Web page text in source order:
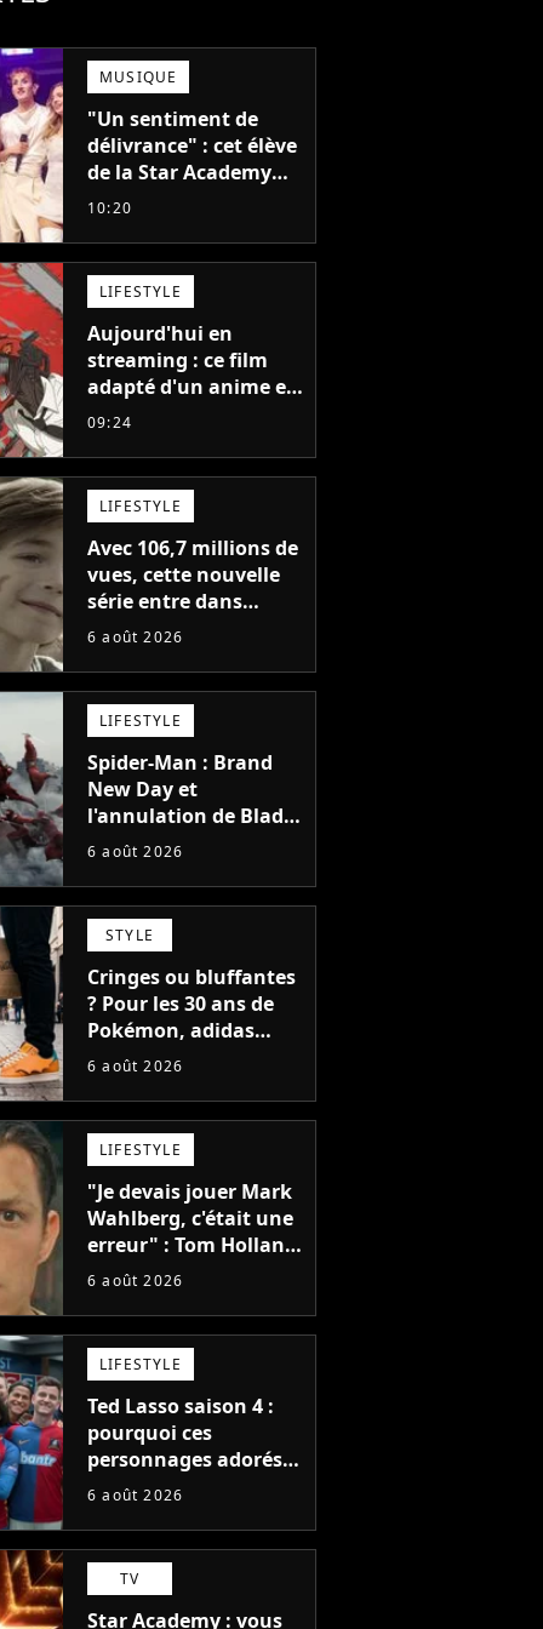
MUSIQUE
"Un sentiment de
délivrance" : cet élève
de la Star Academy
balance après la fin
10:20
LIFESTYLE
Aujourd'hui en
streaming : ce film
adapté d'un anime et
noté 98% est à voir
vous ne comprendrez
plus la série
09:24
LIFESTYLE
Avec 106,7 millions de
vues, cette nouvelle
série entre dans
l'histoire de Netflix en
6 août 2026
LIFESTYLE
Spider-Man : Brand
New Day et
l'annulation de Blade
montrent que Marvel
faire quoi que ce soit
de simple
6 août 2026
STYLE
Cringes ou bluffantes
? Pour les 30 ans de
Pokémon, adidas
dévoile une énorme
et je ne sais pas quoi
en penser
6 août 2026
LIFESTYLE
"Je devais jouer Mark
Wahlberg, c'était une
erreur" : Tom Holland,
la star de Spider-Man,
blockbuster
6 août 2026
LIFESTYLE
Ted Lasso saison 4 :
pourquoi ces
personnages adorés
des fans ne sont pas
6 août 2026
TV
Star Academy : vous